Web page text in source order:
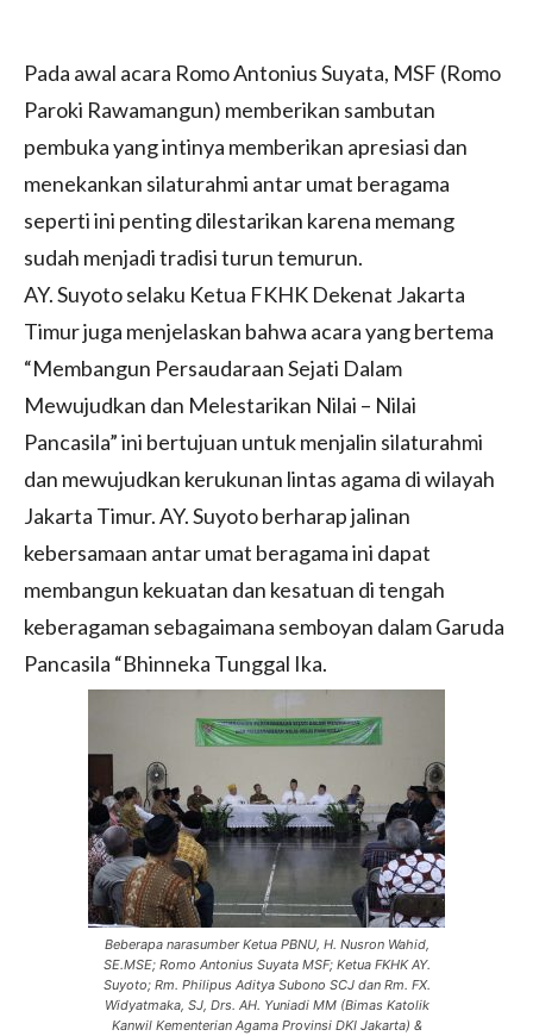
Pada awal acara Romo Antonius Suyata, MSF (Romo
Paroki Rawamangun) memberikan sambutan
pembuka yang intinya memberikan apresiasi dan
menekankan silaturahmi antar umat beragama
seperti ini penting dilestarikan karena memang
sudah menjadi tradisi turun temurun.
AY. Suyoto selaku Ketua FKHK Dekenat Jakarta
Timur juga menjelaskan bahwa acara yang bertema
“Membangun Persaudaraan Sejati Dalam
Mewujudkan dan Melestarikan Nilai – Nilai
Pancasila” ini bertujuan untuk menjalin silaturahmi
dan mewujudkan kerukunan lintas agama di wilayah
Jakarta Timur. AY. Suyoto berharap jalinan
kebersamaan antar umat beragama ini dapat
membangun kekuatan dan kesatuan di tengah
keberagaman sebagaimana semboyan dalam Garuda
Pancasila “Bhinneka Tunggal Ika.
Beberapa narasumber Ketua PBNU, H. Nusron Wahid,
SE.MSE; Romo Antonius Suyata MSF; Ketua FKHK AY.
Suyoto; Rm. Philipus Aditya Subono SCJ dan Rm. FX.
Widyatmaka, SJ, Drs. AH. Yuniadi MM (Bimas Katolik
Kanwil Kementerian Agama Provinsi DKI Jakarta) &